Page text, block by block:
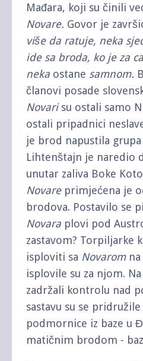
Mađara, koji su činili
Novare. Govor je
više da ratuje, neka
ide sa broda, ko je za
neka ostane samnom.
članovi posade
Novarisu ostali samo
ostali pripadnici
je brod napustila
Lihtenštajn je naredio
unutar zaliva Boke
Novareprimjećena je
brodova. Postavilo se
Novara plovi pod
zastavom? Torpiljarke
isploviti sa Novaromna
isplovile su za njom.
zadržali kontrolu nad
sastavu su se
podmornice iz baze u
matičnim brodom -